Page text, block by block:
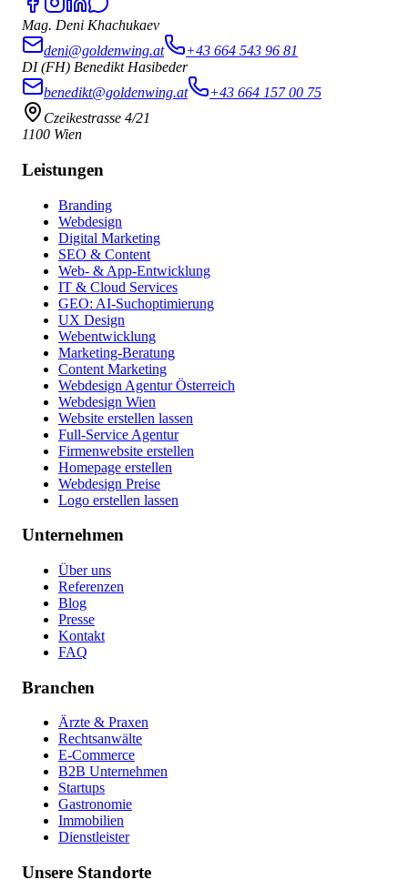
Mag. Deni Khachukaev
deni@goldenwing.at
+43 664 543 96 81
DI (FH) Benedikt Hasibeder
benedikt@goldenwing.at
+43 664 157 00 75
Czeikestrasse 4/21
1100 Wien
Leistungen
Branding
Webdesign
Digital Marketing
SEO & Content
Web- & App-Entwicklung
IT & Cloud Services
GEO: AI-Suchoptimierung
UX Design
Webentwicklung
Marketing-Beratung
Content Marketing
Webdesign Agentur Österreich
Webdesign Wien
Website erstellen lassen
Full-Service Agentur
Firmenwebsite erstellen
Homepage erstellen
Webdesign Preise
Logo erstellen lassen
Unternehmen
Über uns
Referenzen
Blog
Presse
Kontakt
FAQ
Branchen
Ärzte & Praxen
Rechtsanwälte
E-Commerce
B2B Unternehmen
Startups
Gastronomie
Immobilien
Dienstleister
Unsere Standorte